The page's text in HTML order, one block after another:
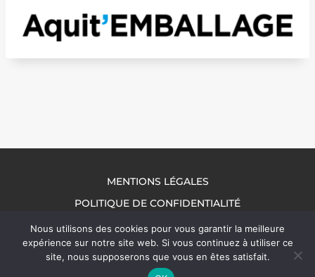
MENTIONS LÉGALES
POLITIQUE DE CONFIDENTIALITÉ
NOUS CONTACTER
Nous utilisons des cookies pour vous garantir la meilleure
expérience sur notre site web. Si vous continuez à utiliser ce
site, nous supposerons que vous en êtes satisfait.